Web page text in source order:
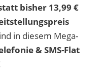
bisher 13,99 €
in diesem Mega-
& SMS-Flat